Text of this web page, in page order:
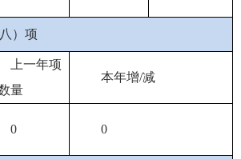
）项
上一年项
量
本年增/减
0 0